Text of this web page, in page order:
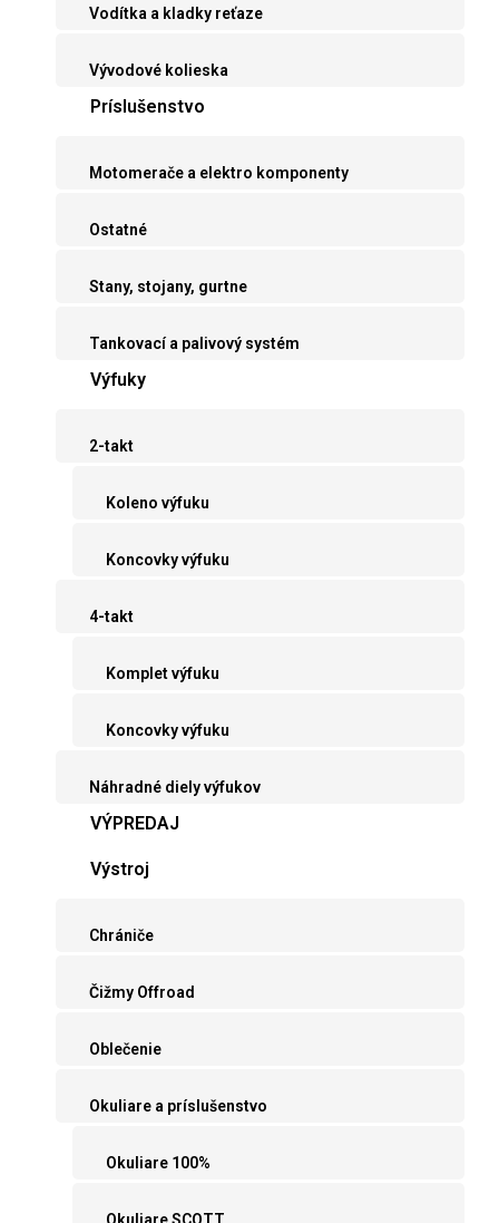
Vodítka a kladky reťaze
Vývodové kolieska
Príslušenstvo
Motomerače a elektro komponenty
Ostatné
Stany, stojany, gurtne
Tankovací a palivový systém
Výfuky
2-takt
Koleno výfuku
Koncovky výfuku
4-takt
Komplet výfuku
Koncovky výfuku
Náhradné diely výfukov
VÝPREDAJ
Výstroj
Chrániče
Čižmy Offroad
Oblečenie
Okuliare a príslušenstvo
Okuliare 100%
Okuliare SCOTT